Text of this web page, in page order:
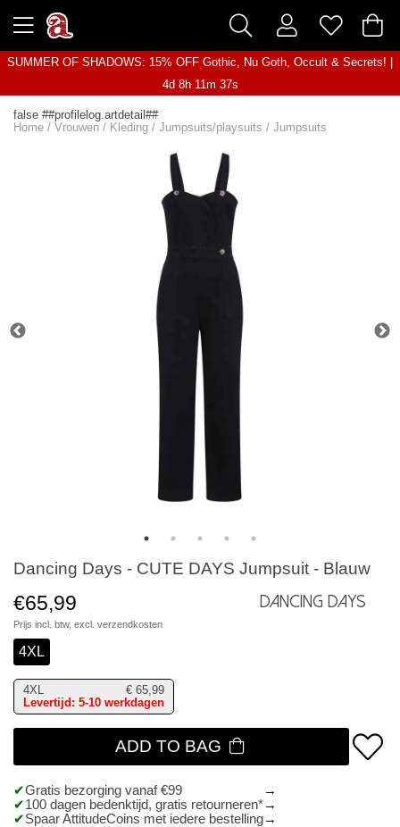
SUMMER OF SHADOWS: 15% OFF Gothic, Nu Goth, Occult & Secrets! |
4d 8h 11m 37s
false ##profilelog.artdetail##
Home / Vrouwen / Kleding / Jumpsuits/playsuits / Jumpsuits
Dancing Days - CUTE DAYS Jumpsuit - Blauw
€65,99
Prijs incl. btw, excl. verzendkosten
Dancing Days
4XL
4XL € 65,99
Levertijd: 5-10 werkdagen
ADD TO BAG
Gratis bezorging vanaf €99
100 dagen bedenktijd, gratis retourneren*
Spaar AttitudeCoins met iedere bestelling